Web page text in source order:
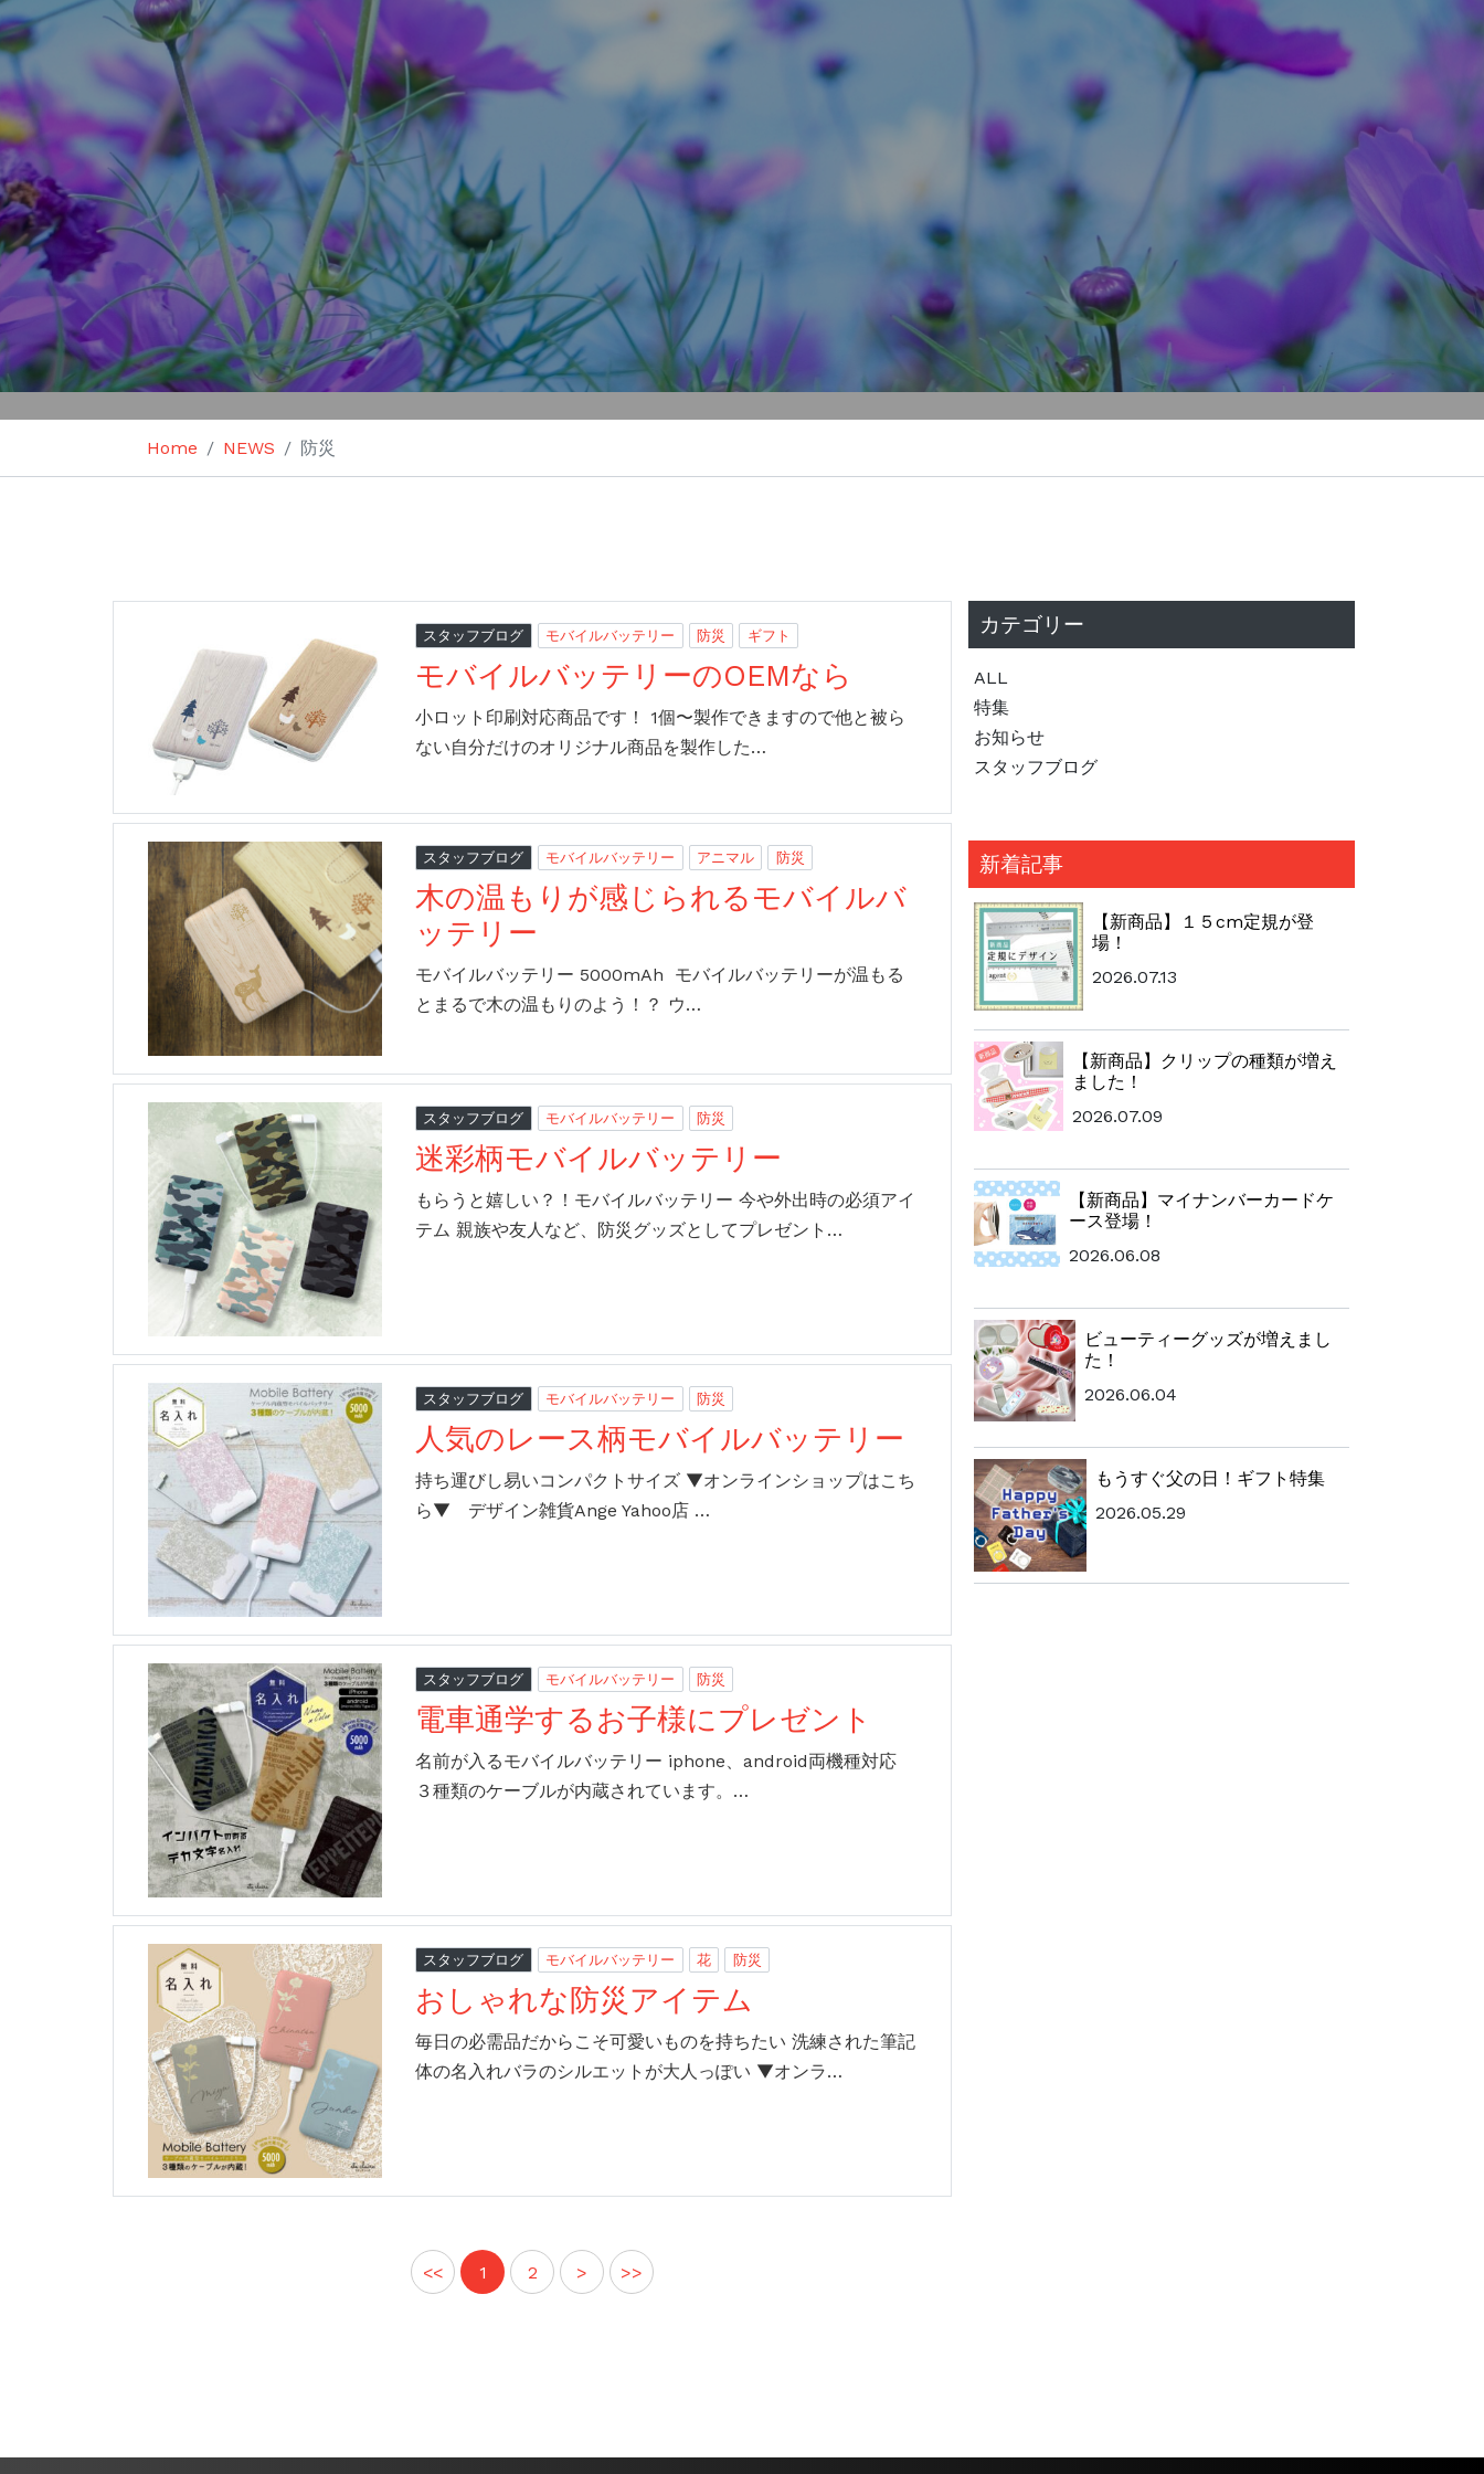
Home NEWS 防災
スタッフブログ モバイルバッテリー 防災 ギフト
モバイルバッテリーのOEMなら
小ロット印刷対応商品です！ 1個〜製作できますので他と被ら
ない自分だけのオリジナル商品を製作した…
スタッフブログ モバイルバッテリー アニマル 防災
木の温もりが感じられるモバイルバ
ッテリー
モバイルバッテリー 5000mAh モバイルバッテリーが温もる
とまるで木の温もりのよう！？ ウ…
スタッフブログ モバイルバッテリー 防災
迷彩柄モバイルバッテリー
もらうと嬉しい？！モバイルバッテリー 今や外出時の必須アイ
テム 親族や友人など、防災グッズとしてプレゼント…
スタッフブログ モバイルバッテリー 防災
人気のレース柄モバイルバッテリー
持ち運びし易いコンパクトサイズ ▼オンラインショップはこち
ら▼ デザイン雑貨Ange Yahoo店 …
スタッフブログ モバイルバッテリー 防災
電車通学するお子様にプレゼント
名前が入るモバイルバッテリー iphone、android両機種対応
３種類のケーブルが内蔵されています。…
スタッフブログ モバイルバッテリー 花 防災
おしゃれな防災アイテム
毎日の必需品だからこそ可愛いものを持ちたい 洗練された筆記
体の名入れバラのシルエットが大人っぽい ▼オンラ…
<< 1 2 > >>
カテゴリー
ALL
特集
お知らせ
スタッフブログ
新着記事
【新商品】１５cm定規が登
場！
2026.07.13
【新商品】クリップの種類が増え
ました！
2026.07.09
【新商品】マイナンバーカードケ
ース登場！
2026.06.08
ビューティーグッズが増えまし
た！
2026.06.04
もうすぐ父の日！ギフト特集
2026.05.29